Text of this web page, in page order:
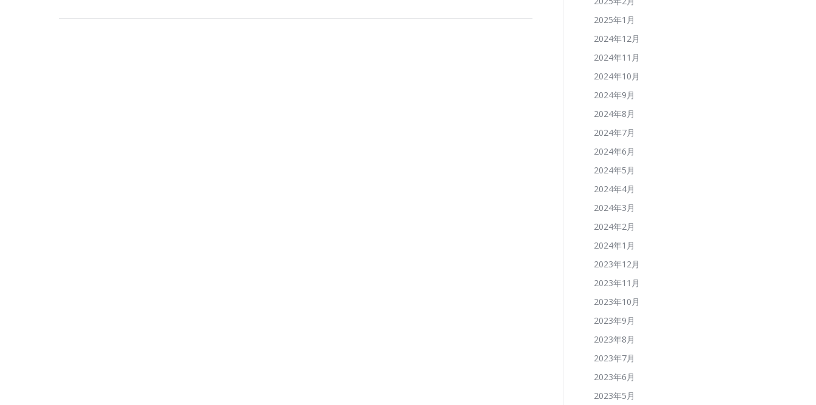
2025年1月
2024年12月
2024年11月
2024年10月
2024年9月
2024年8月
2024年7月
2024年6月
2024年5月
2024年4月
2024年3月
2024年2月
2024年1月
2023年12月
2023年11月
2023年10月
2023年9月
2023年8月
2023年7月
2023年6月
2023年5月